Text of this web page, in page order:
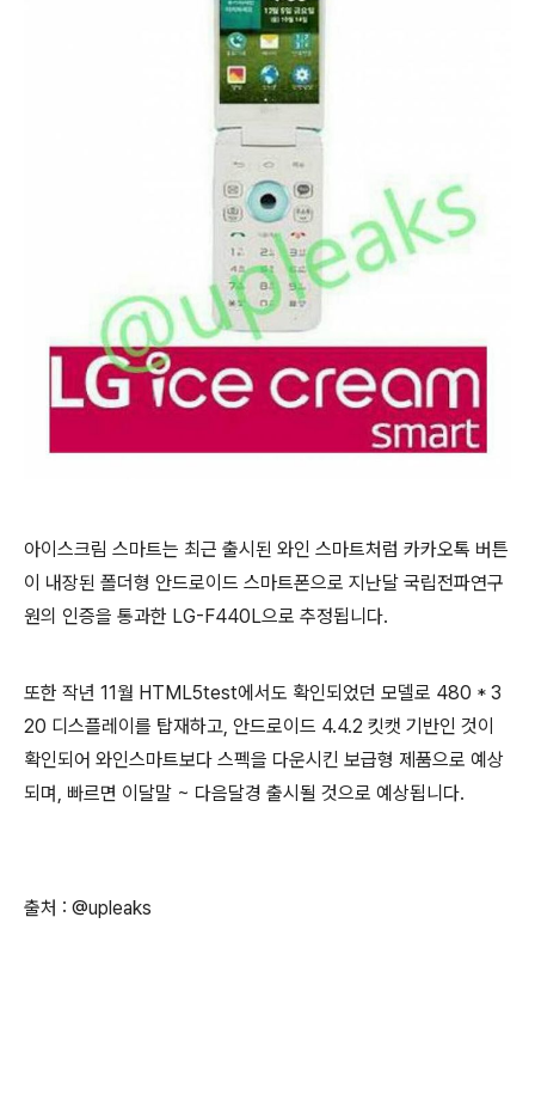
아이스크림 스마트는 최근 출시된 와인 스마트처럼 카카오톡 버튼
이 내장된 폴더형 안드로이드 스마트폰으로 지난달 국립전파연구
원의 인증을 통과한 LG-F440L으로 추정됩니다.
또한 작년 11월 HTML5test에서도 확인되었던 모델로 480 * 3
20 디스플레이를 탑재하고, 안드로이드 4.4.2 킷캣 기반인 것이
확인되어 와인스마트보다 스펙을 다운시킨 보급형 제품으로 예상
되며, 빠르면 이달말 ~ 다음달경 출시될 것으로 예상됩니다.
출처 : @upleaks